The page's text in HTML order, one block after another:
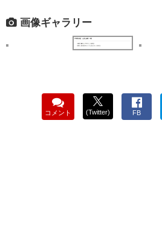
画像ギャラリー
コメント (Twitter) FB